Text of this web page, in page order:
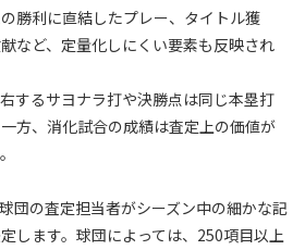
勝利に直結したプレー、タイトル獲
など、定量化しにくい要素も反映され
するサヨナラ打や決勝点は同じ本塁打
方、消化試合の成績は査定上の価値が
団の査定担当者がシーズン中の細かな記
します。球団によっては、250項目以上